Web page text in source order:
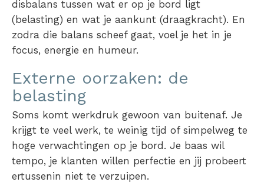
disbalans tussen wat er op je bord ligt
(belasting) en wat je aankunt (draagkracht). En
zodra die balans scheef gaat, voel je het in je
focus, energie en humeur.
Externe oorzaken: de
belasting
Soms komt werkdruk gewoon van buitenaf. Je
krijgt te veel werk, te weinig tijd of simpelweg te
hoge verwachtingen op je bord. Je baas wil
tempo, je klanten willen perfectie en jij probeert
ertussenin niet te verzuipen.